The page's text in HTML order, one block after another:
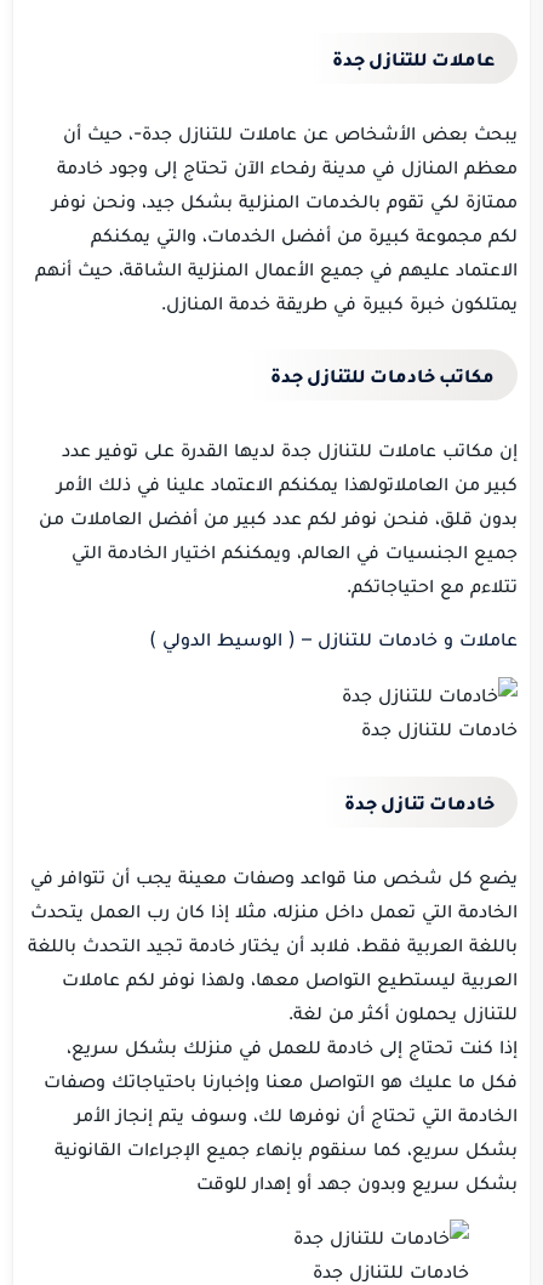
عاملات للتنازل جدة
يبحث بعض الأشخاص عن عاملات للتنازل جدة-، حيث أن
معظم المنازل في مدينة رفحاء الآن تحتاج إلى وجود خادمة
ممتازة لكي تقوم بالخدمات المنزلية بشكل جيد، ونحن نوفر
لكم مجموعة كبيرة من أفضل الخدمات، والتي يمكنكم
الاعتماد عليهم في جميع الأعمال المنزلية الشاقة، حيث أنهم
يمتلكون خبرة كبيرة في طريقة خدمة المنازل.
مكاتب خادمات للتنازل جدة
إن مكاتب عاملات للتنازل جدة لديها القدرة على توفير عدد
كبير من العاملاتولهذا يمكنكم الاعتماد علينا في ذلك الأمر
بدون قلق، فنحن نوفر لكم عدد كبير من أفضل العاملات من
جميع الجنسيات في العالم، ويمكنكم اختيار الخادمة التي
تتلاءم مع احتياجاتكم.
عاملات و خادمات للتنازل – ( الوسيط الدولي )
خادمات للتنازل جدة
خادمات تنازل جدة
يضع كل شخص منا قواعد وصفات معينة يجب أن تتوافر في
الخادمة التي تعمل داخل منزله، مثلا إذا كان رب العمل يتحدث
باللغة العربية فقط، فلابد أن يختار خادمة تجيد التحدث باللغة
العربية ليستطيع التواصل معها، ولهذا نوفر لكم عاملات
للتنازل يحملون أكثر من لغة.
إذا كنت تحتاج إلى خادمة للعمل في منزلك بشكل سريع،
فكل ما عليك هو التواصل معنا وإخبارنا باحتياجاتك وصفات
الخادمة التي تحتاج أن نوفرها لك، وسوف يتم إنجاز الأمر
بشكل سريع، كما سنقوم بإنهاء جميع الإجراءات القانونية
بشكل سريع وبدون جهد أو إهدار للوقت
خادمات للتنازل جدة